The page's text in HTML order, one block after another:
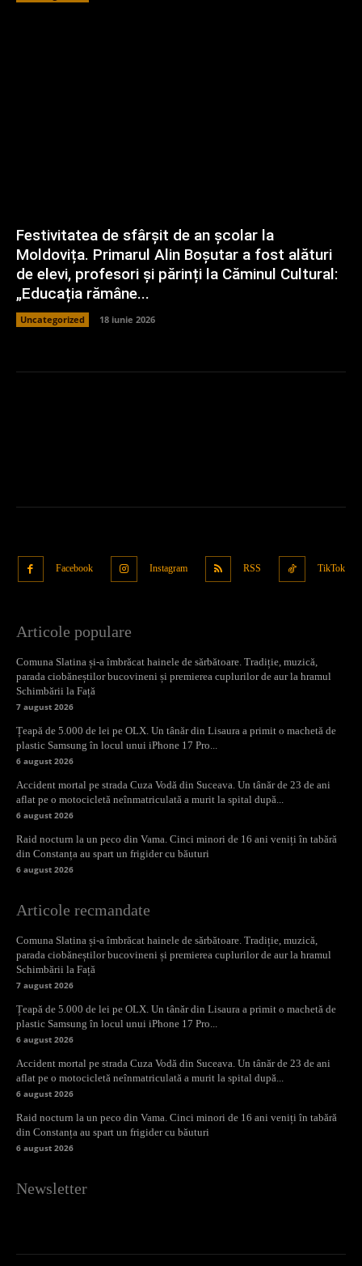
Festivitatea de sfârșit de an școlar la
Moldovița. Primarul Alin Boșutar a fost alături
de elevi, profesori și părinți la Căminul Cultural:
„Educația rămâne...
Uncategorized 18 iunie 2026
Facebook Instagram RSS TikTok
Articole populare
Comuna Slatina și-a îmbrăcat hainele de sărbătoare. Tradiție, muzică,
parada ciobăneștilor bucovineni și premierea cuplurilor de aur la hramul
Schimbării la Față
7 august 2026
Țeapă de 5.000 de lei pe OLX. Un tânăr din Lisaura a primit o machetă de
plastic Samsung în locul unui iPhone 17 Pro...
6 august 2026
Accident mortal pe strada Cuza Vodă din Suceava. Un tânăr de 23 de ani
aflat pe o motocicletă neînmatriculată a murit la spital după...
6 august 2026
Raid nocturn la un peco din Vama. Cinci minori de 16 ani veniți în tabără
din Constanța au spart un frigider cu băuturi
6 august 2026
Articole recmandate
Comuna Slatina și-a îmbrăcat hainele de sărbătoare. Tradiție, muzică,
parada ciobăneștilor bucovineni și premierea cuplurilor de aur la hramul
Schimbării la Față
7 august 2026
Țeapă de 5.000 de lei pe OLX. Un tânăr din Lisaura a primit o machetă de
plastic Samsung în locul unui iPhone 17 Pro...
6 august 2026
Accident mortal pe strada Cuza Vodă din Suceava. Un tânăr de 23 de ani
aflat pe o motocicletă neînmatriculată a murit la spital după...
6 august 2026
Raid nocturn la un peco din Vama. Cinci minori de 16 ani veniți în tabără
din Constanța au spart un frigider cu băuturi
6 august 2026
Newsletter